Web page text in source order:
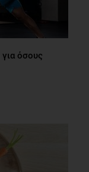
όσους